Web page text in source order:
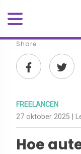
Share
FREELANCEN
27 oktober 2025 |
Hoe